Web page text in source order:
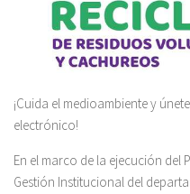
¡Cuida el medioambiente y
electrónico!
En el marco de la ejecución del
Gestión Institucional del